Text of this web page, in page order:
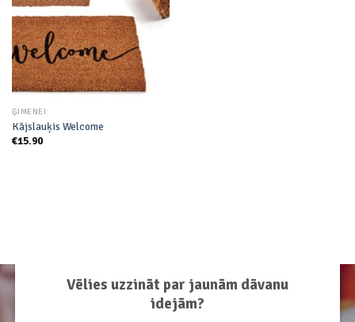
ĢIMENEI
Kājslauķis Welcome
€15.90
Vēlies uzzināt par jaunām dāvanu
idejām?